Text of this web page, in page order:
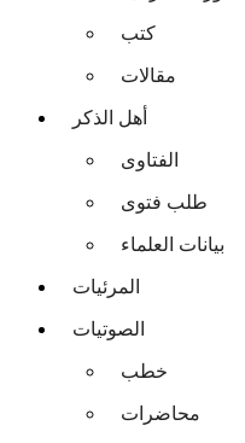
كتب
مقالات
أهل الذكر
الفتاوى
طلب فتوى
بيانات العلماء
المرئيات
الصوتيات
خطب
محاضرات